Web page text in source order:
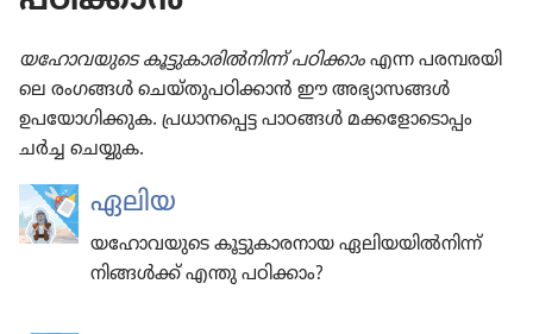
യഹോ​വ​യു​ടെ കൂട്ടു​കാ​രിൽനിന്ന്‌ പഠിക്കാം എന്ന പരമ്പര​യി​
ലെ രംഗങ്ങൾ ചെയ്‌തു​പ​ഠി​ക്കാൻ ഈ അഭ്യാ​സങ്ങൾ
ഉപയോ​ഗി​ക്കുക. പ്രധാ​ന​പ്പെട്ട പാഠങ്ങൾ മക്കളോ​ടൊ​പ്പം
ചർച്ച ചെയ്യുക.
ഏലിയ
യഹോ​വ​യു​ടെ കൂട്ടു​കാരനായ ഏലിയ​യിൽനിന്ന്‌
നിങ്ങൾക്ക്‌ എന്തു പഠിക്കാം?